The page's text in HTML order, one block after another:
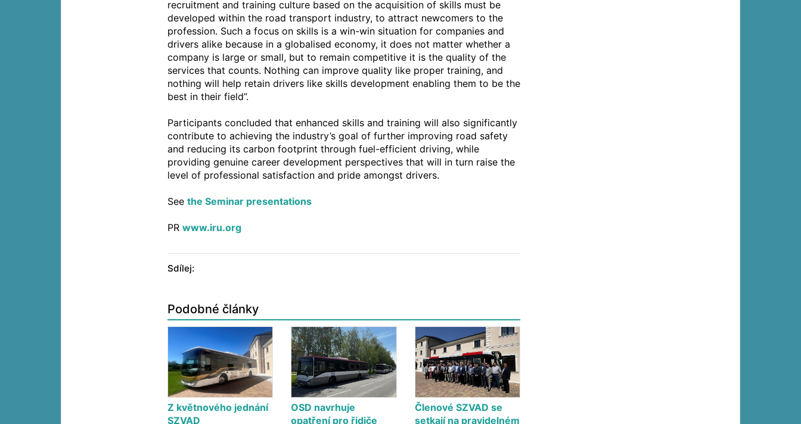
recruitment and training culture based on the acquisition of skills must be
developed within the road transport industry, to attract newcomers to the
profession. Such a focus on skills is a win-win situation for companies and
drivers alike because in a globalised economy, it does not matter whether a
company is large or small, but to remain competitive it is the quality of the
services that counts. Nothing can improve quality like proper training, and
nothing will help retain drivers like skills development enabling them to be the
best in their field”.
Participants concluded that enhanced skills and training will also significantly
contribute to achieving the industry’s goal of further improving road safety
and reducing its carbon footprint through fuel-efficient driving, while
providing genuine career development perspectives that will in turn raise the
level of professional satisfaction and pride amongst drivers.
Seethe Seminar presentations
PRwww.iru.org
Sdílej:
Podobné články
Z květnového jednání
SZVAD
OSD navrhuje
opatření pro řidiče
Členové SZVAD se
setkají na pravidelném